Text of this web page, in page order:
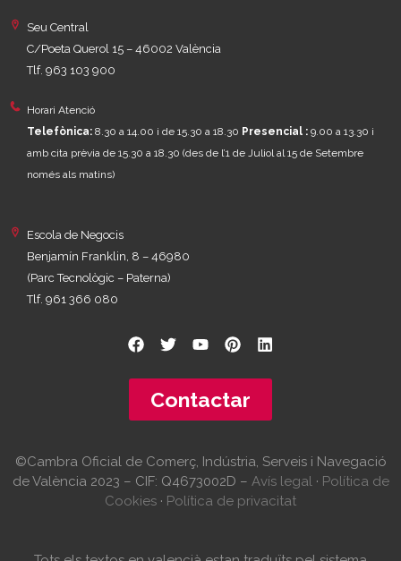
Seu Central
C/Poeta Querol 15 – 46002 València
Tlf. 963 103 900
Horari Atenció
Telefònica: 8.30 a 14.00 i de 15.30 a 18.30 Presencial : 9.00 a 13.30 i
amb cita prèvia de 15.30 a 18.30 (des de l’1 de Juliol al 15 de Setembre
només als matins)
Escola de Negocis
Benjamín Franklin, 8 – 46980
(Parc Tecnològic – Paterna)
Tlf. 961 366 080
Contactar
©Cambra Oficial de Comerç, Indústria, Serveis i Navegació
de València 2023 – CIF: Q4673002D – Avís legal· Política de
Cookies · Política de privacitat